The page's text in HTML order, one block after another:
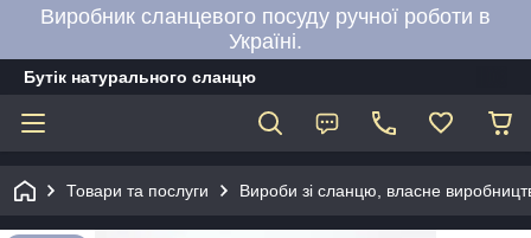
Виробник сланцевого посуду ручної роботи в
Україні.
Бутік натурального сланцю
Товари та послуги Вироби зі сланцю, власне